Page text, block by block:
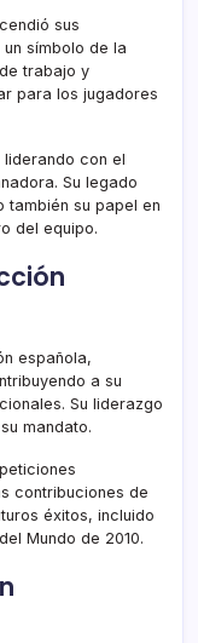
sus
símbolo de la
trabajo y
para los jugadores
con el
Su legado
también su papel en
del equipo.
española,
a su
Su liderazgo
mandato.
contribuciones de
éxitos, incluido
Mundo de 2010.